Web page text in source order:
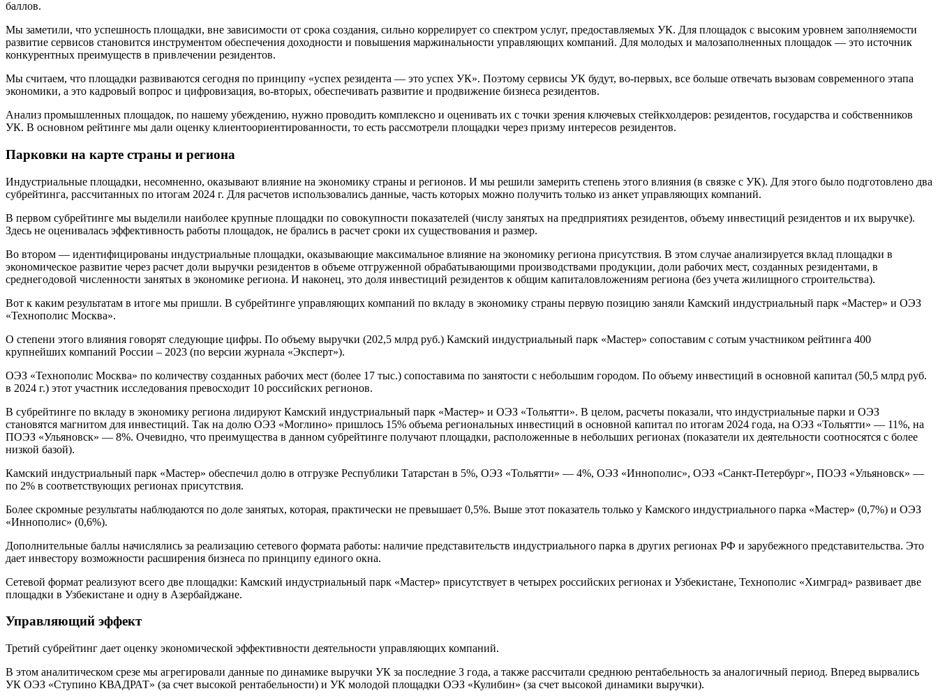
баллов.
Мы заметили, что успешность площадки, вне зависимости от срока создания, сильно коррелирует со спектром услуг, предоставляемых УК. Для площадок с высоким уровнем заполняемости
развитие сервисов становится инструментом обеспечения доходности и повышения маржинальности управляющих компаний. Для молодых и малозаполненных площадок — это источник
конкурентных преимуществ в привлечении резидентов.
Мы считаем, что площадки развиваются сегодня по принципу «успех резидента — это успех УК». Поэтому сервисы УК будут, во-первых, все больше отвечать вызовам современного этапа
экономики, а это кадровый вопрос и цифровизация, во-вторых, обеспечивать развитие и продвижение бизнеса резидентов.
Анализ промышленных площадок, по нашему убеждению, нужно проводить комплексно и оценивать их с точки зрения ключевых стейкхолдеров: резидентов, государства и собственников
УК. В основном рейтинге мы дали оценку клиентоориентированности, то есть рассмотрели площадки через призму интересов резидентов.
Парковки на карте страны и региона
Индустриальные площадки, несомненно, оказывают влияние на экономику страны и регионов. И мы решили замерить степень этого влияния (в связке с УК). Для этого было подготовлено два
субрейтинга, рассчитанных по итогам 2024 г. Для расчетов использовались данные, часть которых можно получить только из анкет управляющих компаний.
В первом субрейтинге мы выделили наиболее крупные площадки по совокупности показателей (числу занятых на предприятиях резидентов, объему инвестиций резидентов и их выручке).
Здесь не оценивалась эффективность работы площадок, не брались в расчет сроки их существования и размер.
Во втором — идентифицированы индустриальные площадки, оказывающие максимальное влияние на экономику региона присутствия. В этом случае анализируется вклад площадки в
экономическое развитие через расчет доли выручки резидентов в объеме отгруженной обрабатывающими производствами продукции, доли рабочих мест, созданных резидентами, в
среднегодовой численности занятых в экономике региона. И наконец, это доля инвестиций резидентов к общим капиталовложениям региона (без учета жилищного строительства).
Вот к каким результатам в итоге мы пришли. В субрейтинге управляющих компаний по вкладу в экономику страны первую позицию заняли Камский индустриальный парк «Мастер» и ОЭЗ
«Технополис Москва».
О степени этого влияния говорят следующие цифры. По объему выручки (202,5 млрд руб.) Камский индустриальный парк «Мастер» сопоставим с сотым участником рейтинга 400
крупнейших компаний России – 2023 (по версии журнала «Эксперт»).
ОЭЗ «Технополис Москва» по количеству созданных рабочих мест (более 17 тыс.) сопоставима по занятости с небольшим городом. По объему инвестиций в основной капитал (50,5 млрд руб.
в 2024 г.) этот участник исследования превосходит 10 российских регионов.
В субрейтинге по вкладу в экономику региона лидируют Камский индустриальный парк «Мастер» и ОЭЗ «Тольятти». В целом, расчеты показали, что индустриальные парки и ОЭЗ
становятся магнитом для инвестиций. Так на долю ОЭЗ «Моглино» пришлось 15% объема региональных инвестиций в основной капитал по итогам 2024 года, на ОЭЗ «Тольятти» — 11%, на
ПОЭЗ «Ульяновск» — 8%. Очевидно, что преимущества в данном субрейтинге получают площадки, расположенные в небольших регионах (показатели их деятельности соотносятся с более
низкой базой).
Камский индустриальный парк «Мастер» обеспечил долю в отгрузке Республики Татарстан в 5%, ОЭЗ «Тольятти» — 4%, ОЭЗ «Иннополис», ОЭЗ «Санкт-Петербург», ПОЭЗ «Ульяновск» —
по 2% в соответствующих регионах присутствия.
Более скромные результаты наблюдаются по доле занятых, которая, практически не превышает 0,5%. Выше этот показатель только у Камского индустриального парка «Мастер» (0,7%) и ОЭЗ
«Иннополис» (0,6%).
Дополнительные баллы начислялись за реализацию сетевого формата работы: наличие представительств индустриального парка в других регионах РФ и зарубежного представительства. Это
дает инвестору возможности расширения бизнеса по принципу единого окна.
Сетевой формат реализуют всего две площадки: Камский индустриальный парк «Мастер» присутствует в четырех российских регионах и Узбекистане, Технополис «Химград» развивает две
площадки в Узбекистане и одну в Азербайджане.
Управляющий эффект
Третий субрейтинг дает оценку экономической эффективности деятельности управляющих компаний.
В этом аналитическом срезе мы агрегировали данные по динамике выручки УК за последние 3 года, а также рассчитали среднюю рентабельность за аналогичный период. Вперед вырвались
УК ОЭЗ «Ступино КВАДРАТ» (за счет высокой рентабельности) и УК молодой площадки ОЭЗ «Кулибин» (за счет высокой динамики выручки).